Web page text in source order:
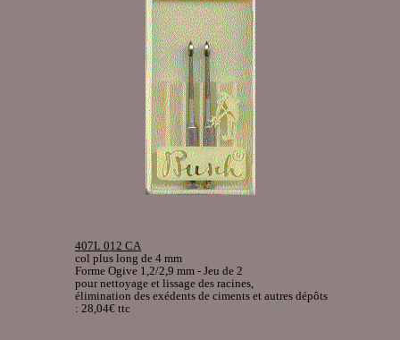
407L 012 CA
col plus long de 4 mm
Forme Ogive 1,2/2,9 mm - Jeu de 2
pour nettoyage et lissage des racines,
élimination des exédents de ciments et autres dépôts
: 28,04€ ttc